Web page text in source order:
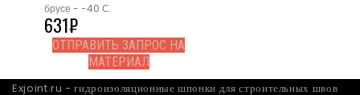
брусе - -40 С.
631₽
ОТПРАВИТЬ ЗАПРОС НА
МАТЕРИАЛ
Exjoint.ru - гидроизоляционные шпонки для строительных швов